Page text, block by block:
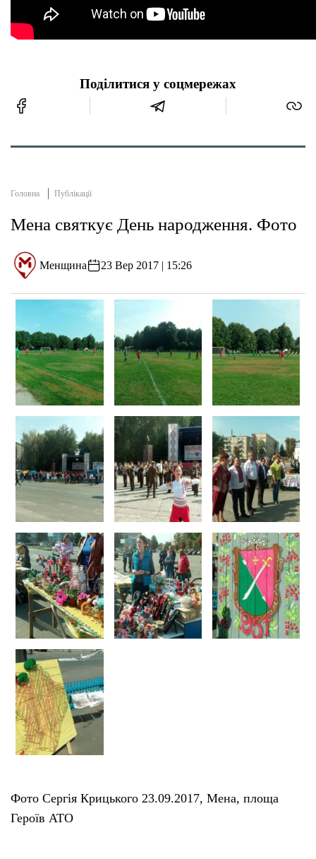
Поділитися у соцмережах
Головна Публікації
Мена святкує День народження. Фото
Менщина 23 Вер 2017 | 15:26
Фото Сергія Крицького 23.09.2017, Мена, площа
Героїв АТО